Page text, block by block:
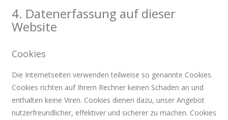
4. Datenerfassung auf dieser
Website
Cookies
Die Internetseiten verwenden teilweise so genannte Cookies.
Cookies richten auf Ihrem Rechner keinen Schaden an und
enthalten keine Viren. Cookies dienen dazu, unser Angebot
nutzerfreundlicher, effektiver und sicherer zu machen. Cookies